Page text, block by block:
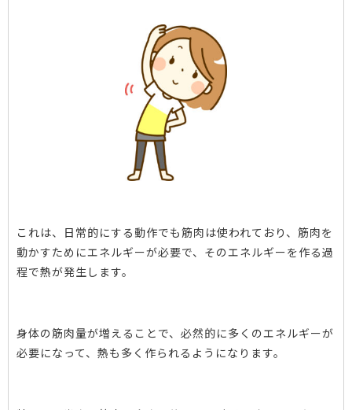
これは、日常的にする動作でも筋肉は使われており、筋肉を
動かすためにエネルギーが必要で、そのエネルギーを作る過
程で熱が発生します。
身体の筋肉量が増えることで、必然的に多くのエネルギーが
必要になって、熱も多く作られるようになります。